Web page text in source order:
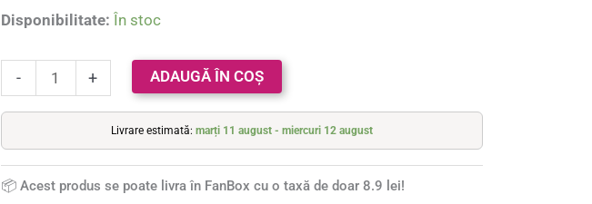
evaluări de
Disponibilitate: În stoc
-
sezut
spatar,
130x100cm,
gri
+ ADAUGĂ ÎN COȘ
Livrare estimată:marți 11 august - miercuri 12 august
📦 Acest produs se poate livra în FanBox cu o taxă de doar 8.9 lei!